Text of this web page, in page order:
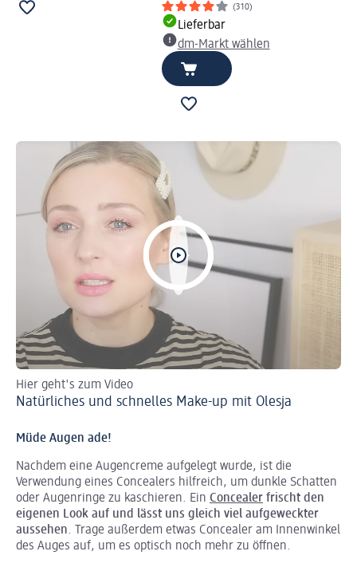
(310)
Lieferbar
dm-Markt wählen
Hier geht's zum Video
Natürliches und schnelles Make-up mit Olesja
Müde Augen ade!
Nachdem eine Augencreme aufgelegt wurde, ist die
Verwendung eines Concealers hilfreich, um dunkle Schatten
oder Augenringe zu kaschieren. Ein Concealer frischt den
eigenen Look auf und lässt uns gleich viel aufgeweckter
aussehen. Trage außerdem etwas Concealer am Innenwinkel
des Auges auf, um es optisch noch mehr zu öffnen.